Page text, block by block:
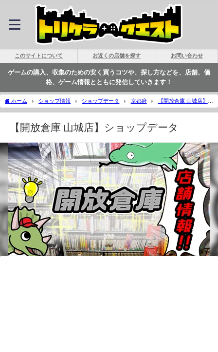
このサイトについて お近くの店舗を探す お問い合わせ
ゲームの購入、収集のための安く買うコツや、探し方などを、店舗、価
格、ゲーム情報とともに発信していきます！
ホーム ショップ情報 ショップデータ 京都府
【開放倉庫 山城店】シ
ョップデータ | トリケラクエスト
【開放倉庫 山城店】ショップデータ